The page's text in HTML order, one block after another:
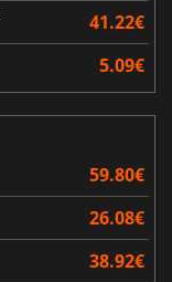
41.22€
5.09€
59.80€
26.08€
38.92€